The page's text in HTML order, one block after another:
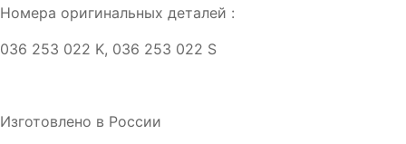
Номера оригинальных деталей :
036 253 022 K, 036 253 022 S
Изготовлено в России